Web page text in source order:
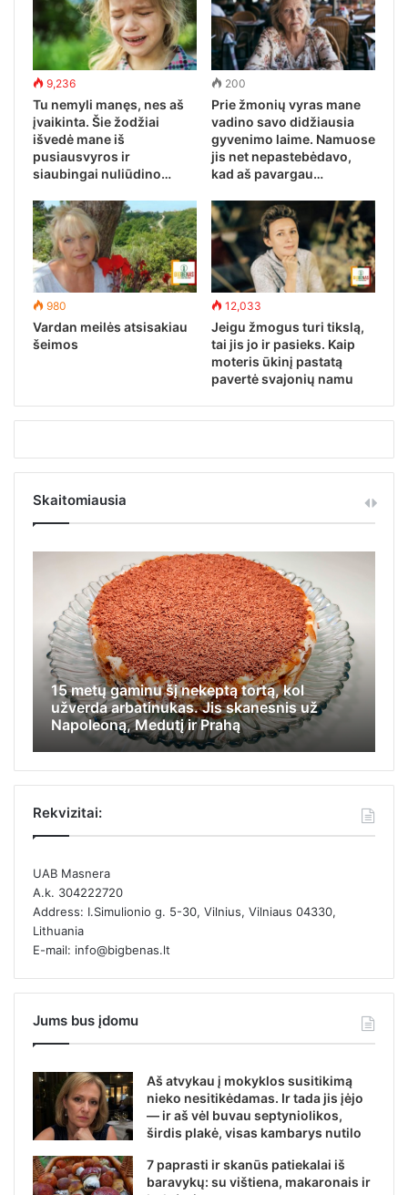
9,236
Tu nemyli manęs, nes aš
įvaikinta. Šie žodžiai
išvedė mane iš
pusiausvyros ir
siaubingai nuliūdino…
200
Prie žmonių vyras mane
vadino savo didžiausia
gyvenimo laime. Namuose
jis net nepastebėdavo,
kad aš pavargau…
980
Vardan meilės atsisakiau
šeimos
12,033
Jeigu žmogus turi tikslą,
tai jis jo ir pasieks. Kaip
moteris ūkinį pastatą
pavertė svajonių namu
Skaitomiausia
15 metų gaminu šį nekeptą tortą, kol
užverda arbatinukas. Jis skanesnis už
Napoleoną, Medutį ir Prahą
Rekvizitai:
UAB Masnera
A.k. 304222720
Address: I.Simulionio g. 5-30, Vilnius, Vilniaus 04330,
Lithuania
E-mail: info@bigbenas.lt
Jums bus įdomu
Aš atvykau į mokyklos susitikimą
nieko nesitikėdamas. Ir tada jis įėjo
— ir aš vėl buvau septyniolikos,
širdis plakė, visas kambarys nutilo
7 paprasti ir skanūs patiekalai iš
baravykų: su vištiena, makaronais ir